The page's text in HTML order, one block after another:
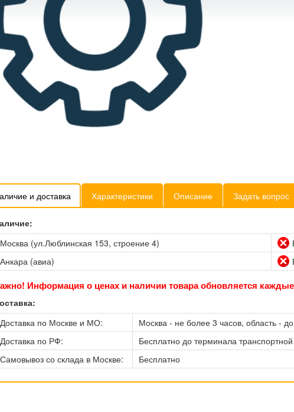
и доставка Характеристики Описание Задать вопрос
Москва (ул.Люблинская 153, строение 4)
Анкара (авиа)
Информация о ценах и наличии товара обновляется
Доставка по Москве и МО:
Москва - не более 3 часов, область -
Доставка по РФ:
Бесплатно до терминала
Самовывоз со склада в Москве:
Бесплатно